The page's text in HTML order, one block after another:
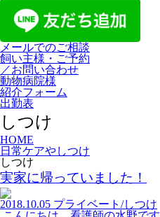
メールでのご相談
飼い主様・ご予約
／お問い合わせ
動物病院様
紹介フォーム
出勤表
しつけ
HOME
日常ケアやしつけ
しつけ
実家に帰っていました！
2018.10.05 プライベート/しつけ